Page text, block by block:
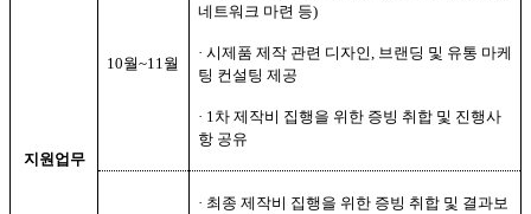
지원업무
10월~11월
네트워크 마련 등)
· 시제품 제작 관련 디자인, 브랜딩 및 유통 마케
팅 컨설팅 제공
· 1차 제작비 집행을 위한 증빙 취합 및 진행사
항 공유
· 최종 제작비 집행을 위한 증빙 취합 및 결과보